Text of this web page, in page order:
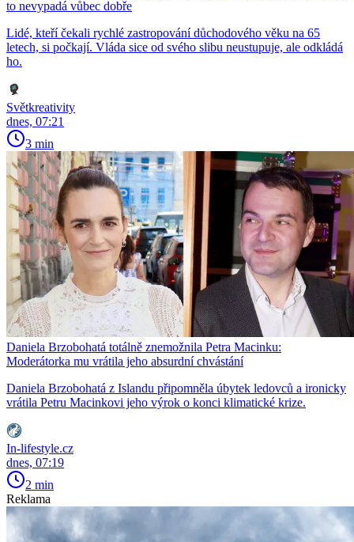
to nevypadá vůbec dobře
Lidé, kteří čekali rychlé zastropování důchodového věku na 65
letech, si počkají. Vláda sice od svého slibu neustupuje, ale odkládá
ho.
Světkreativity
dnes, 07:21
3 min
Daniela Brzobohatá totálně znemožnila Petra Macinku:
Moderátorka mu vrátila jeho absurdní chvástání
Daniela Brzobohatá z Islandu připomněla úbytek ledovců a ironicky
vrátila Petru Macinkovi jeho výrok o konci klimatické krize.
In-lifestyle.cz
dnes, 07:19
2 min
Reklama